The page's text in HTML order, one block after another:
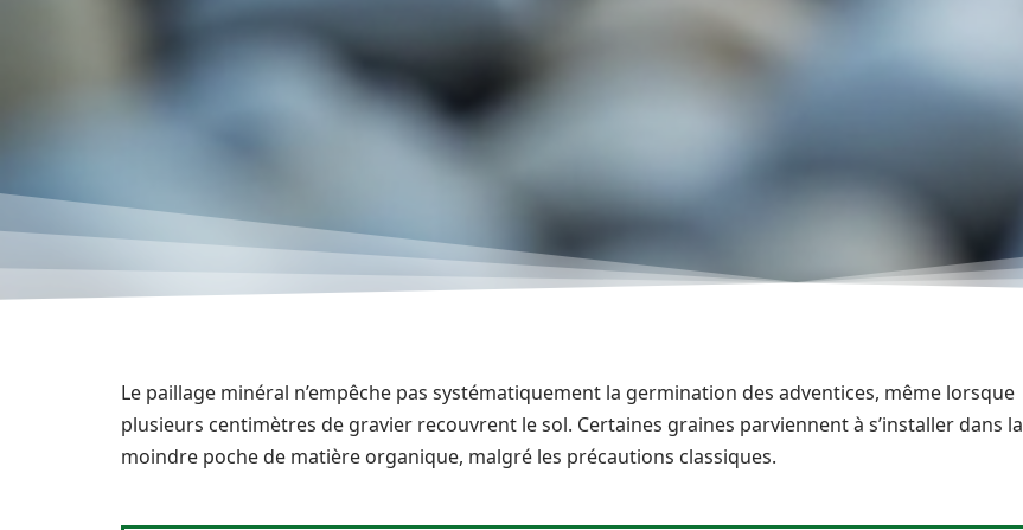
Le paillage minéral n’empêche pas systématiquement la germination des adventices, même lorsque
plusieurs centimètres de gravier recouvrent le sol. Certaines graines parviennent à s’installer dans la
moindre poche de matière organique, malgré les précautions classiques.